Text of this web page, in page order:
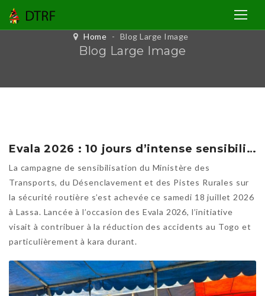
Home - Blog Large Image
Blog Large Image
Evala 2026 : 10 jours d’intense sensibilisation du MTDPR
La campagne de sensibilisation du Ministère des
Transports, du Désenclavement et des Pistes Rurales sur
la sécurité routière s’est achevée ce samedi 18 juillet 2026
à Lassa. Lancée à l’occasion des Evala 2026, l’initiative
visait à contribuer à la réduction des accidents au Togo et
particulièrement à kara durant.